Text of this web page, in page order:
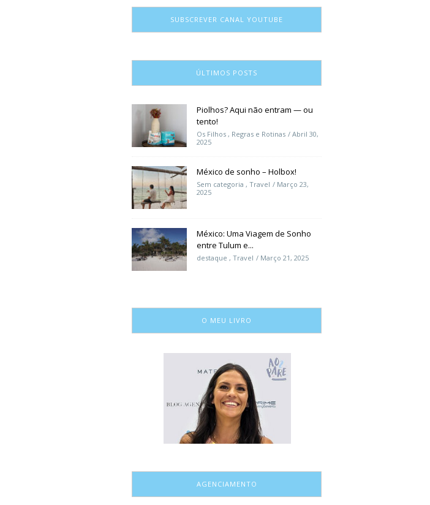
SUBSCREVER CANAL YOUTUBE
ÚLTIMOS POSTS
Piolhos? Aqui não entram — ou
tento!
Os Filhos , Regras e Rotinas
Abril 30,
2025
México de sonho – Holbox!
Sem categoria , Travel
Março 23,
2025
México: Uma Viagem de Sonho
entre Tulum e...
destaque , Travel Março 21, 2025
O MEU LIVRO
AGENCIAMENTO